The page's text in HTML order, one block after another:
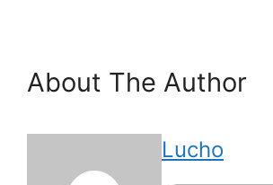
About The Author
Lucho